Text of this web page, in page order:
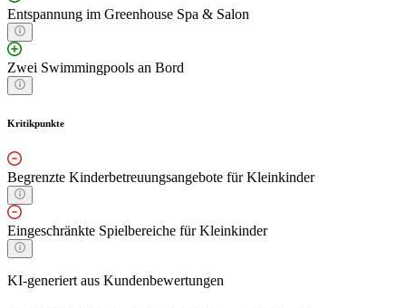
Entspannung im Greenhouse Spa & Salon
Zwei Swimmingpools an Bord
Kritikpunkte
Begrenzte Kinderbetreuungsangebote für Kleinkinder
Eingeschränkte Spielbereiche für Kleinkinder
KI-generiert aus Kundenbewertungen